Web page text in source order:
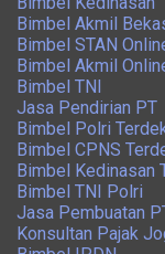
Bimbel Akmil
Bimbel STAN
Bimbel Akmil
Bimbel TNI
Jasa Pendirian PT
Bimbel Polri
Bimbel CPNS
Bimbel Kedinasan
Bimbel TNI Polri
Jasa Pembuatan
Konsultan Pajak